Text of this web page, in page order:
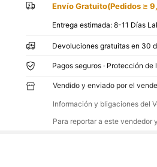
Envío Gratuito(Pedidos ≥
Entrega estimada:8-11 Días
Devoluciones gratuitas en 30
Pagos seguros · Protección
Vendido y enviado por el
Información y bligaciones del
Para reportar a este vendedor